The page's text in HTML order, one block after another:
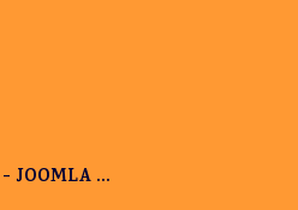
JOOMLA ...